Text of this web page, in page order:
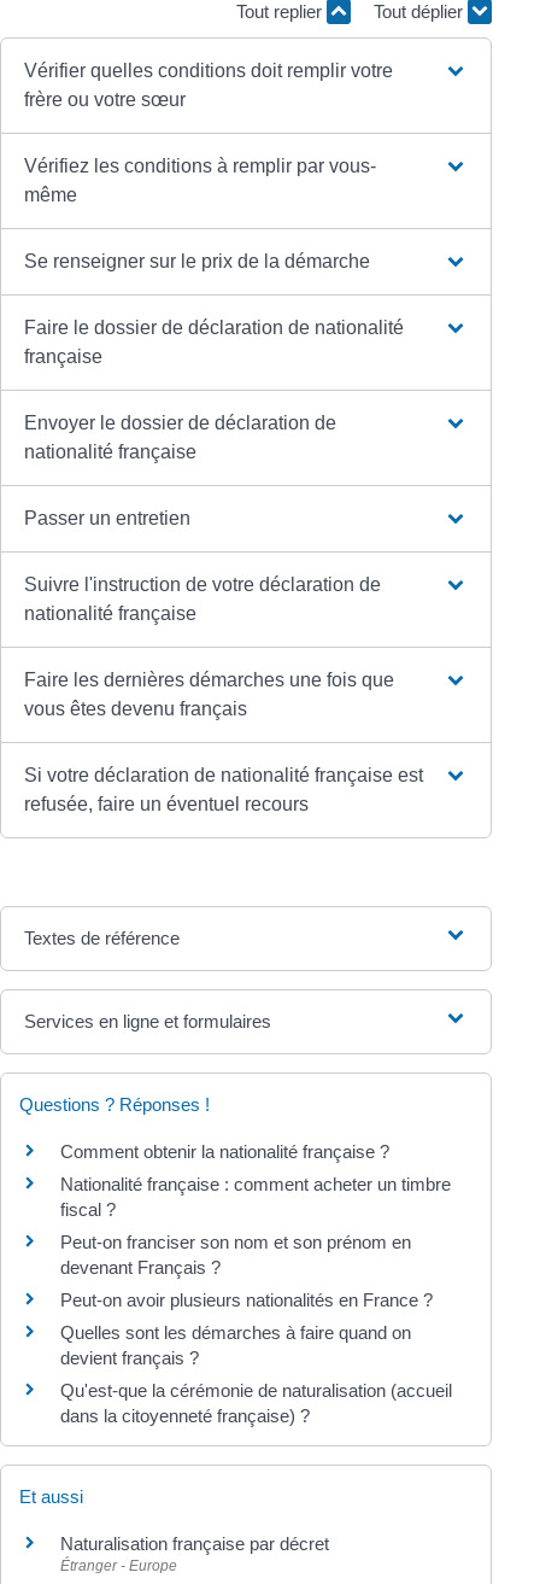
Tout replier Tout déplier
Vérifier quelles conditions doit remplir votre
frère ou votre sœur
Vérifiez les conditions à remplir par vous-
même
Se renseigner sur le prix de la démarche
Faire le dossier de déclaration de nationalité
française
Envoyer le dossier de déclaration de
nationalité française
Passer un entretien
Suivre l'instruction de votre déclaration de
nationalité française
Faire les dernières démarches une fois que
vous êtes devenu français
Si votre déclaration de nationalité française est
refusée, faire un éventuel recours
Textes de référence
Services en ligne et formulaires
Questions ? Réponses !
Comment obtenir la nationalité française ?
Nationalité française : comment acheter un timbre
fiscal ?
Peut-on franciser son nom et son prénom en
devenant Français ?
Peut-on avoir plusieurs nationalités en France ?
Quelles sont les démarches à faire quand on
devient français ?
Qu'est-que la cérémonie de naturalisation (accueil
dans la citoyenneté française) ?
Et aussi
Naturalisation française par décret
Étranger - Europe